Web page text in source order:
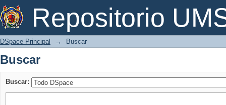
Repositorio
Buscar
DSpace Principal → Buscar
Buscar
Buscar: